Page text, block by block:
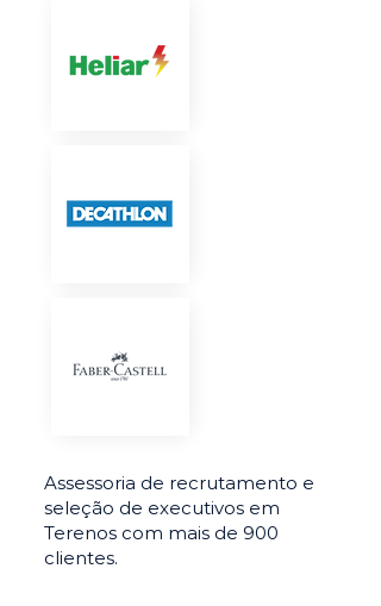
Assessoria de recrutamento e
seleção de executivos em
Terenos com mais de 900
clientes.